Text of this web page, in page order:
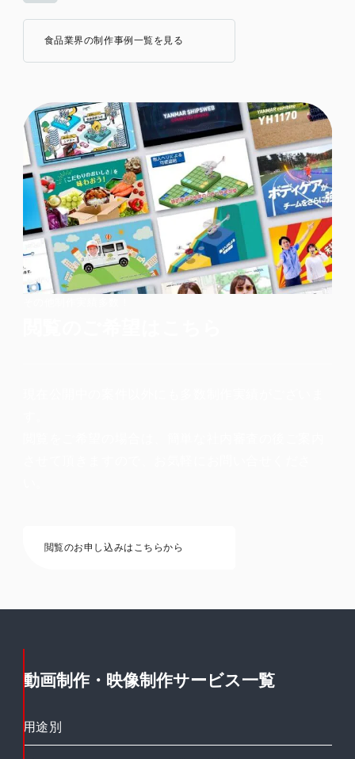
食品業界の制作事例一覧を見る
閲覧のお申し込みはこちらから
動画制作・映像制作サービス一覧
用途別